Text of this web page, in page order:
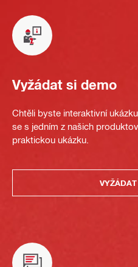
Vyžádat si demo
Chtěli byste interaktivní
se s jedním z našich
praktickou ukázku.